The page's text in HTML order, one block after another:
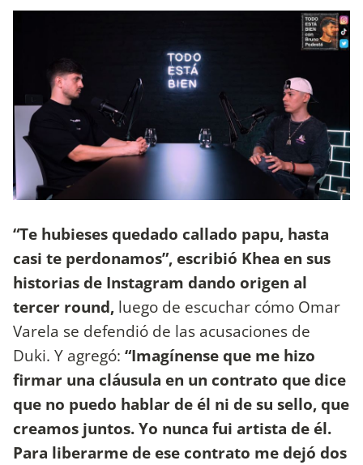
“Te hubieses quedado callado papu, hasta
casi te perdonamos”, escribió Khea en sus
historias de Instagram dando origen al
tercer round, luego de escuchar cómo Omar
Varela se defendió de las acusaciones de
Duki. Y agregó: “Imagínense que me hizo
firmar una cláusula en un contrato que dice
que no puedo hablar de él ni de su sello, que
creamos juntos. Yo nunca fui artista de él.
Para liberarme de ese contrato me dejó dos